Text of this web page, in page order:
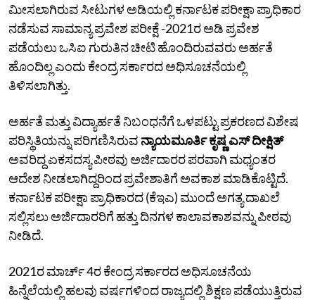
ಮೀಸಲಾಗಿರುವ ಸೀಟುಗಳ ಅಡಿಯಲ್ಲಿ ಕರ್ನಾಟಕ ಪರೀಕ್ಷಾ ಪ್ರಾಧಿಕಾರ
ನಡೆಸುವ ಸಾಮಾನ್ಯ ಪ್ರವೇಶ ಪರೀಕ್ಷೆ -2021ರ ಅಡಿ ಪ್ರವೇಶ
ಪಡೆಯಲು ಒಸಿಐ ಗುರುತಿನ ಚೀಟಿ ಹೊಂದಿರುವವರು ಅರ್ಹತೆ
ಹೊಂದಿಲ್ಲ ಎಂದು ಕೇಂದ್ರ ಸರ್ಕಾರದ ಅಧಿಸೂಚನೆಯಲ್ಲಿ
ತಿಳಿಸಲಾಗಿತ್ತು.
ಅರ್ಹತೆ ಮತ್ತು ವಿದ್ಯಾರ್ಹತೆ ನಿಬಂಧನೆಗೆ ಒಳಪಟ್ಟು ಪ್ರಕರಣದ ವಿಶೇಷ
ಪರಿಸ್ಥಿತಿಯನ್ನು ಪರಿಗಣಿಸಿರುವ ನ್ಯಾಯಮೂರ್ತಿ ಕೃಷ್ಣ ಎಸ್‌ ದೀಕ್ಷಿತ್‌
ಅವರಿದ್ದ ಏಕಸದಸ್ಯ ಪೀಠವು ಅರ್ಜಿದಾರರ ಪರವಾಗಿ ಮಧ್ಯಂತರ
ಆದೇಶ ನೀಡಲಾಗಿದ್ದರಿಂದ ಪ್ರವೇಶಾತಿಗೆ ಅವಕಾಶ ಮಾಡಿಕೊಟ್ಟಿದೆ.
ಕರ್ನಾಟಕ ಪರೀಕ್ಷಾ ಪ್ರಾಧಿಕಾರದ (ಕೆಇಎ) ಮುಂದೆ ಅಗತ್ಯ ದಾಖಲೆ
ಸಲ್ಲಿಸಲು ಅರ್ಜಿದಾರರಿಗೆ ಹತ್ತು ದಿನಗಳ ಕಾಲಾವಕಾಶವನ್ನು ಪೀಠವು
ನೀಡಿದೆ.
2021ರ ಮಾರ್ಚ್‌ 4ರ ಕೇಂದ್ರ ಸರ್ಕಾರದ ಅಧಿಸೂಚನೆಯ
ಹಿನ್ನೆಲೆಯಲ್ಲಿ ಹಲವು ವರ್ಷಗಳಿಂದ ರಾಜ್ಯದಲ್ಲಿ ಶಿಕ್ಷಣ ಪಡೆಯುತ್ತಿರುವ